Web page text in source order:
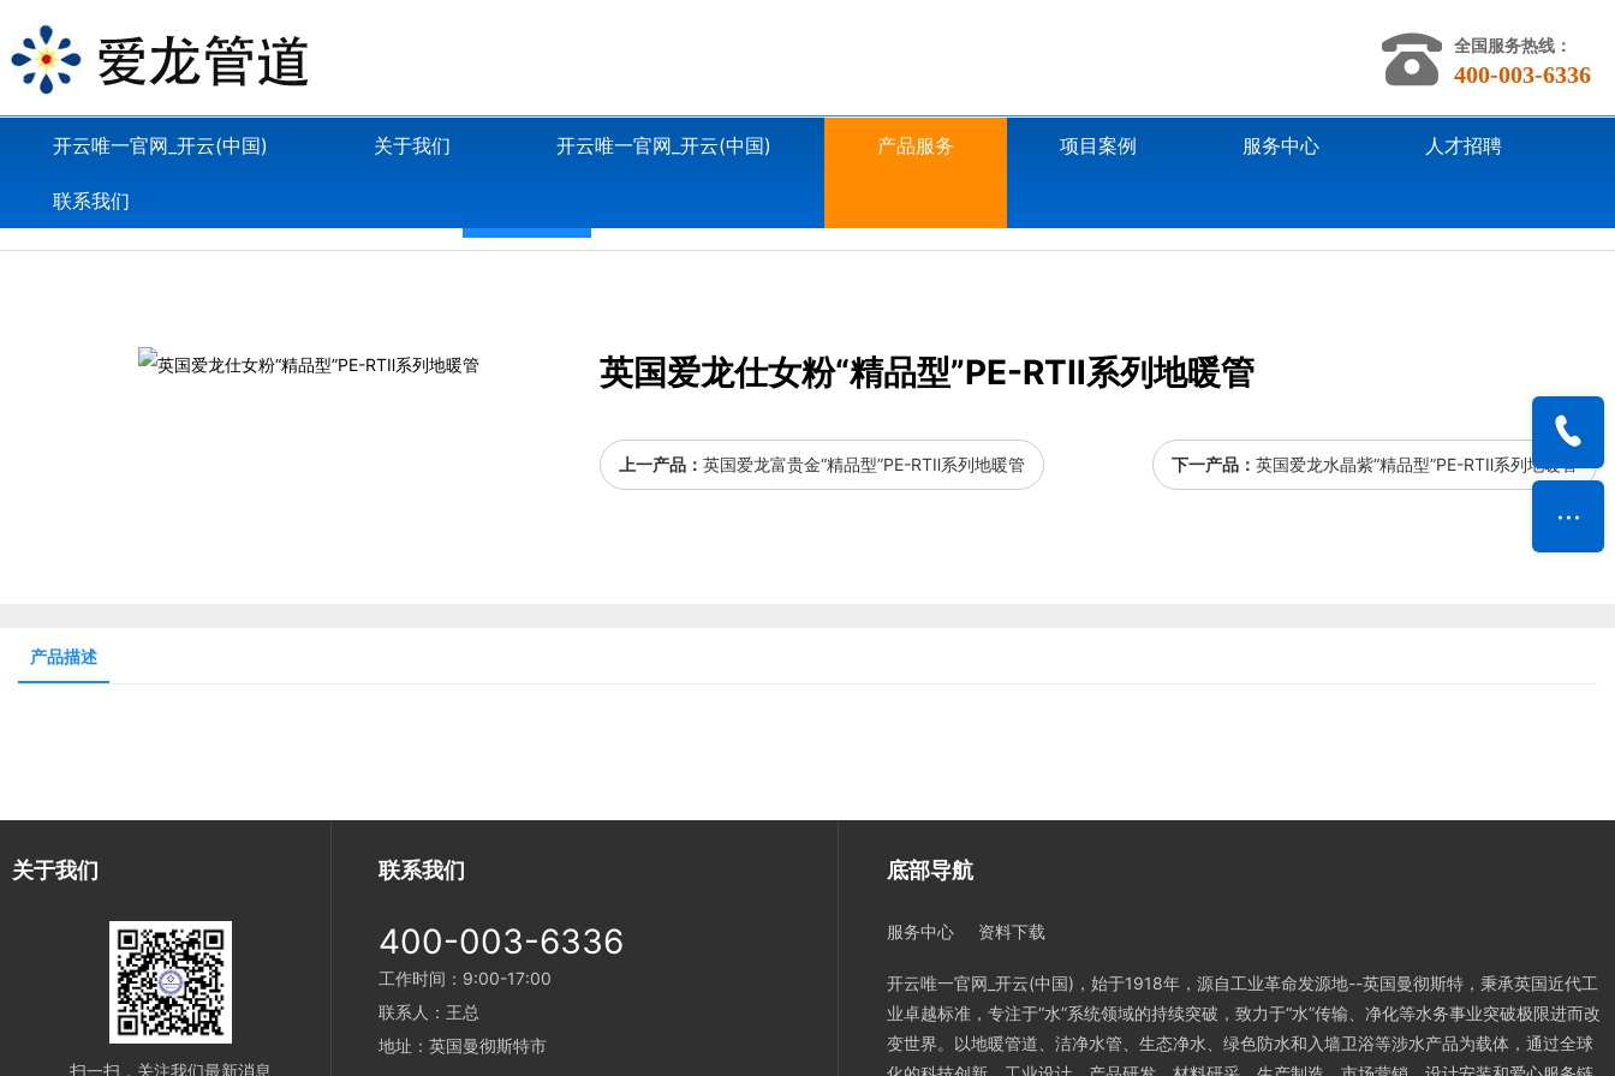
全国服务热线：
400-003-6336
开云唯一官网_开云(中国) 关于我们 开云唯一官网_开云(中国) 产品服务 项目案例 服务中心 人才招聘
联系我们
英国爱龙仕女粉“精品型”PE-RTⅡ系列地暖管
上一产品： 英国爱龙富贵金“精品型”PE-RTⅡ系列地暖管 下一产品： 英国爱龙水晶紫“精品型”PE-RTⅡ系列地暖管
产品描述
关于我们
扫一扫，关注我们最新消息
联系我们
400-003-6336
工作时间：9:00-17:00
联系人：王总
地址：英国曼彻斯特市
底部导航
服务中心 资料下载
开云唯一官网_开云(中国)，始于1918年，源自工业革命发源地--英国曼彻斯特，秉承英国近代工
业卓越标准，专注于“水”系统领域的持续突破，致力于“水”传输、净化等水务事业突破极限进而改
变世界。以地暖管道、洁净水管、生态净水、绿色防水和入墙卫浴等涉水产品为载体，通过全球